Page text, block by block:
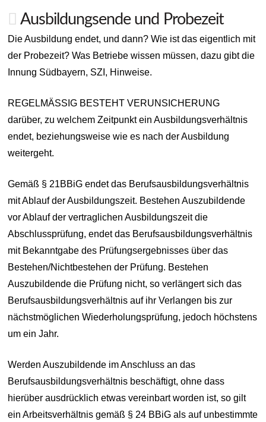
Ausbildungsende und Probezeit
Die Ausbildung endet, und dann? Wie ist das eigentlich mit
der Probezeit? Was Betriebe wissen müssen, dazu gibt die
Innung Südbayern, SZI, Hinweise.
REGELMÄSSIG BESTEHT VERUNSICHERUNG
darüber, zu welchem Zeitpunkt ein Ausbildungsverhältnis
endet, beziehungsweise wie es nach der Ausbildung
weitergeht.
Gemäß § 21BBiG endet das Berufsausbildungsverhältnis
mit Ablauf der Ausbildungszeit. Bestehen Auszubildende
vor Ablauf der vertraglichen Ausbildungszeit die
Abschlussprüfung, endet das Berufsausbildungsverhältnis
mit Bekanntgabe des Prüfungsergebnisses über das
Bestehen/Nichtbestehen der Prüfung. Bestehen
Auszubildende die Prüfung nicht, so verlängert sich das
Berufsausbildungsverhältnis auf ihr Verlangen bis zur
nächstmöglichen Wiederholungsprüfung, jedoch höchstens
um ein Jahr.
Werden Auszubildende im Anschluss an das
Berufsausbildungsverhältnis beschäftigt, ohne dass
hierüber ausdrücklich etwas vereinbart worden ist, so gilt
ein Arbeitsverhältnis gemäß § 24 BBiG als auf unbestimmte